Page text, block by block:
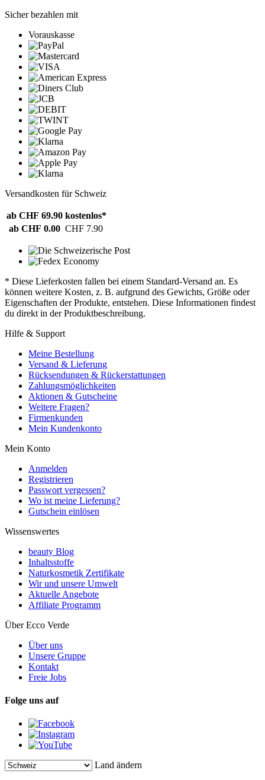
Sicher bezahlen mit
Vorauskasse
Versandkosten für Schweiz
ab CHF 69.90 kostenlos*
ab CHF 0.00 CHF 7.90
* Diese Lieferkosten fallen bei einem Standard-Versand an. Es
können weitere Kosten, z. B. aufgrund des Gewichts, Größe oder
Eigenschaften der Produkte, entstehen. Diese Informationen findest
du direkt in der Produktbeschreibung.
Hilfe & Support
Meine Bestellung
Versand & Lieferung
Rücksendungen & Rückerstattungen
Zahlungsmöglichkeiten
Aktionen & Gutscheine
Weitere Fragen?
Firmenkunden
Mein Kundenkonto
Mein Konto
Anmelden
Registrieren
Passwort vergessen?
Wo ist meine Lieferung?
Gutschein einlösen
Wissenswertes
beauty Blog
Inhaltsstoffe
Naturkosmetik Zertifikate
Wir und unsere Umwelt
Aktuelle Angebote
Affiliate Programm
Über Ecco Verde
Über uns
Unsere Gruppe
Kontakt
Freie Jobs
Folge uns auf
Land ändern